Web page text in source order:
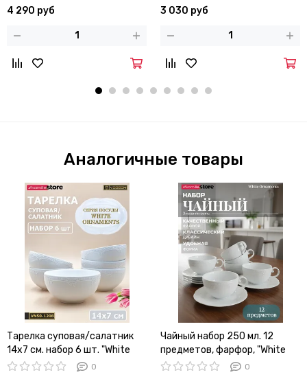
4 290 руб 3 030 руб
Аналогичные товары
Тарелка суповая/салатник
14х7 см. набор 6 шт. "White
Ornaments"
0
Чайный набор 250 мл. 12
предметов, фарфор, "White
Ornaments"
0